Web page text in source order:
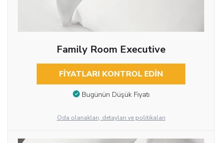
Family Room Executive
FIYATLARI KONTROL EDIN
Bugünün Düşük Fiyatı
Oda olanakları, detayları ve politikaları